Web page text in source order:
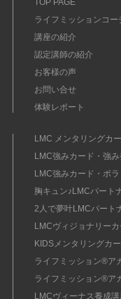
TOP PAGE
ライフミッションコー
講座の紹介
認定講師の紹介
お客様の声
お問い合せ
体験レポート
LMC メンタリングカ
LMC強みカード・強
LMC強みカード・ポ
胸キュン♪LMCパート
2人で夢叶LMCパート
LMCヴィジョナリー
KIDSメンタリングカ
ライフミッション®︎ア
ライフミッション®︎ア
LMCヴィーナス養成講